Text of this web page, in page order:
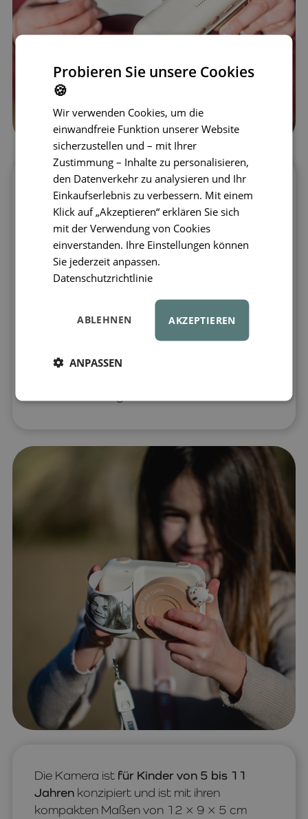
Entdecken Sie die Magie der Fotografie
mit der Koala Instant Print Camera von
The Zoofamily – einer Kamera, die
verspieltes Design mit innovativer
Funktionalität verbindet! Diese stylische
Kameradrucken Schwarzweißfotos
. Dank Thermodrucktechnologie
werden keine teuren Tintenpatronen
. Die Kamera verfügt über ein
leuchtendes 3-Zoll-Farbdisplay, einen
Die Kamera ist für Kinder von 5 bis 11
Jahren konzipiert und ist mit ihren
kompakten Maßen von 12 × 9 × 5 cm
Probieren Sie unsere Cookies
🍪
Wir verwenden Cookies, um die
einwandfreie Funktion unserer Website
sicherzustellen und – mit Ihrer
Zustimmung – Inhalte zu personalisieren,
den Datenverkehr zu analysieren und Ihr
Einkaufserlebnis zu verbessern. Mit einem
Klick auf „Akzeptieren“ erklären Sie sich
mit der Verwendung von Cookies
einverstanden. Ihre Einstellungen können
Sie jederzeit anpassen.
Datenschutzrichtlinie
AKZEPTIEREN
ABLEHNEN
ANPASSEN